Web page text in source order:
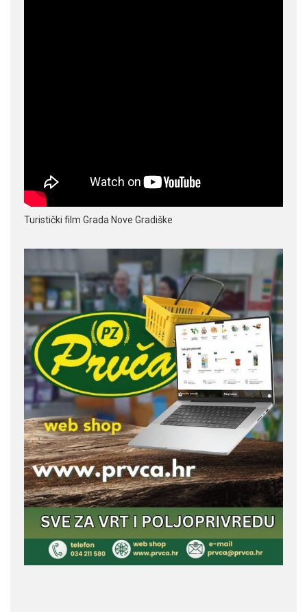
Turistički film Grada Nove Gradiške